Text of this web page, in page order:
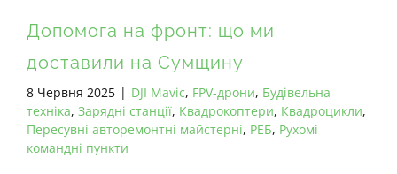
Допомога на фронт: що ми
доставили на Сумщину
8 Червня 2025 | DJI Mavic, FPV-дрони, Будівельна
техніка, Зарядні станції, Квадрокоптери, Квадроцикли,
Пересувні авторемонтні майстерні, РЕБ, Рухомі
командні пункти